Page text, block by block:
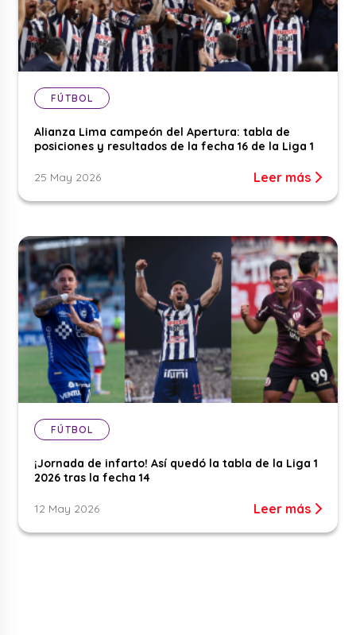
FÚTBOL
Alianza Lima campeón del Apertura: tabla de
posiciones y resultados de la fecha 16 de la Liga 1
25 May 2026 Leer más
FÚTBOL
¡Jornada de infarto! Así quedó la tabla de la Liga 1
2026 tras la fecha 14
12 May 2026 Leer más